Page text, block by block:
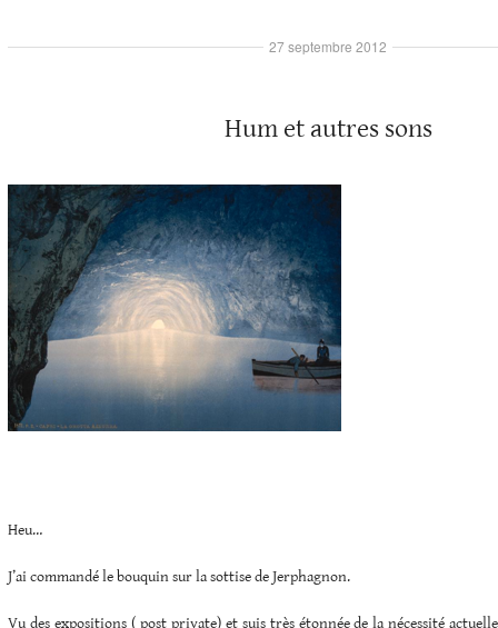
Hum et autres sons
Heu…
J’ai commandé le bouquin sur la sottise de Jerphagnon.
Vu des expositions ( post private) et suis très étonnée de la nécessité
27 septembre 2012